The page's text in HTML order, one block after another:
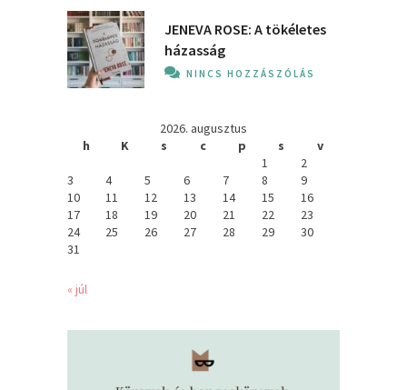
JENEVA ROSE: A ​tökéletes
házasság
NINCS HOZZÁSZÓLÁS
2026. augusztus
h
K s c p s
v
1
2
3
4 5 6 7 8
9
10
11 12 13 14 15
16
17
18 19 20 21 22
23
24
25 26 27 28 29
30
31
« júl